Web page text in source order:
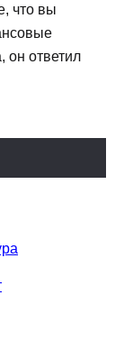
что вы
он ответил